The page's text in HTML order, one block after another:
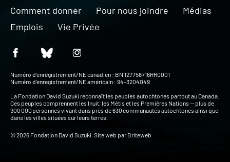
Comment donner Pour nous joindre
Médias
Emplois
Vie Privée
Numéro d’enregistrement/NE canadien : BN 127756716RR0001
Numéro d’enregistrement/NE américain : 94-3204049
La Fondation David Suzuki reconnaît les peuples autochtones partout au Canada.
Ces peuples comprennent les Inuit, les Métis et les Premières Nations — plus de
900 000 personnes vivant dans près de 630 communautés autochtones ainsi que
dans les villes situées sur leurs terres.
© 2026 Fondation David Suzuki. Site web par Briteweb